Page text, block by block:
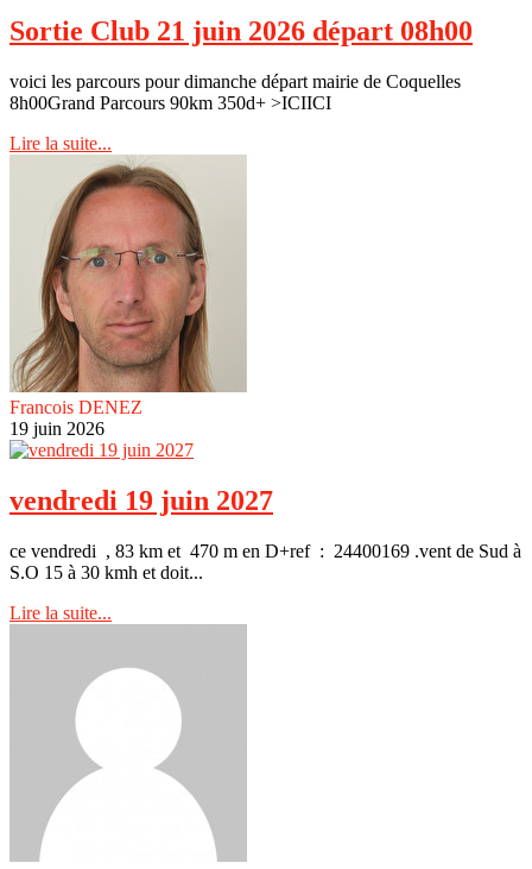
Sortie Club 21 juin 2026 départ 08h00
voici les parcours pour dimanche départ mairie de Coquelles
8h00Grand Parcours 90km 350d+ >ICIICI
Lire la suite...
Francois DENEZ
19 juin 2026
vendredi 19 juin 2027
ce vendredi , 83 km et 470 m en D+ref : 24400169 .vent de Sud à
S.O 15 à 30 kmh et doit...
Lire la suite...